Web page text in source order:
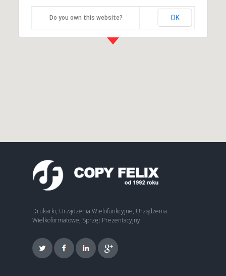
Do you own this website? OK
Drukarki, Urządzenia Wielofunkcyjne, Urządzenia
Wielkoformatowe, Sprzęt Prezentacyjny